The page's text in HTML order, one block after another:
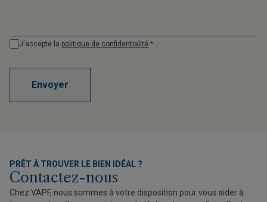
J'accepte la politique de confidentialité *
Envoyer
PRÊT À TROUVER LE BIEN IDÉAL ?
Contactez-nous
Chez VAPF, nous sommes à votre disposition pour vous aider à